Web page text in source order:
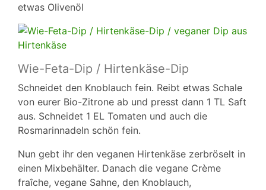
etwas Olivenöl
Wie-Feta-Dip / Hirtenkäse-Dip
Schneidet den Knoblauch fein. Reibt etwas Schale
von eurer Bio-Zitrone ab und presst dann 1 TL Saft
aus. Schneidet 1 EL Tomaten und auch die
Rosmarinnadeln schön fein.
Nun gebt ihr den veganen Hirtenkäse zerbröselt in
einen Mixbehälter. Danach die vegane Crème
fraîche, vegane Sahne, den Knoblauch,